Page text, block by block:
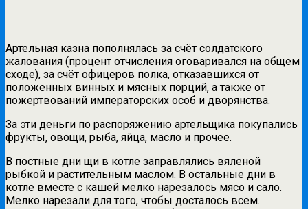
Артельная казна пополнялась за счёт солдатского
жалования (процент отчисления оговаривался на общем
сходе), за счёт офицеров полка, отказавшихся от
положенных винных и мясных порций, а также от
пожертвований императорских особ и дворянства.
За эти деньги по распоряжению артельщика покупались
фрукты, овощи, рыба, яйца, масло и прочее.
В постные дни щи в котле заправлялись вяленой
рыбкой и растительным маслом. В остальные дни в
котле вместе с кашей мелко нарезалось мясо и сало.
Мелко нарезали для того, чтобы досталось всем.